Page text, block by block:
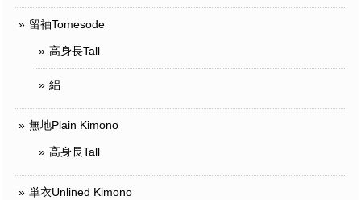
留袖Tomesode
高身長Tall
絽
無地Plain Kimono
高身長Tall
単衣Unlined Kimono